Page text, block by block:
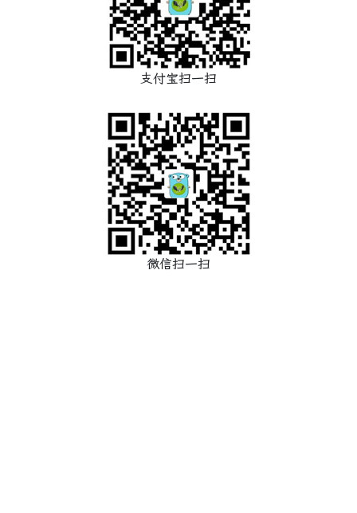
支付宝扫一扫
微信扫一扫